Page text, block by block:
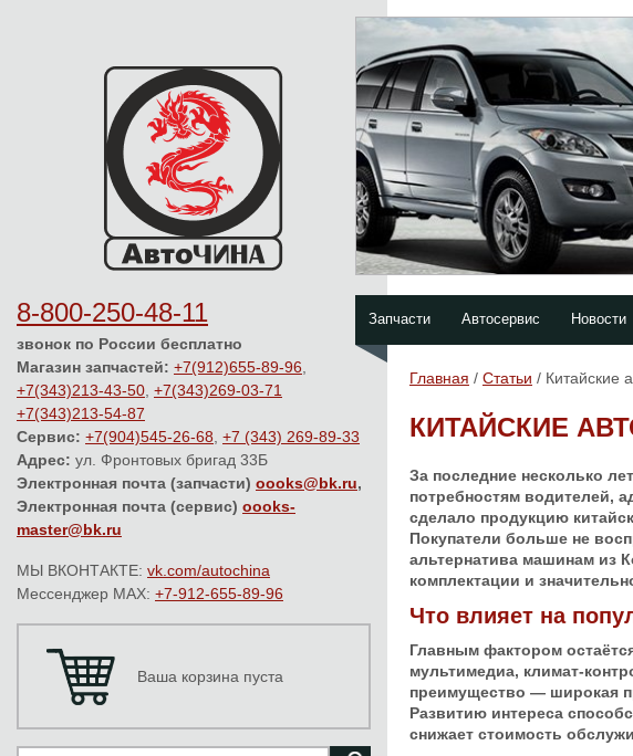
8-800-250-48-11
звонок по России бесплатно
Магазин запчастей: +7(912)655-89-96
+7(343)213-43-50 +7(343)269-03-71
+7(343)213-54-87
Сервис: +7(904)545-26-68 +7 (343) 269-89-33
Адрес: ул. Фронтовых бригад 33Б
Электронная почта (запчасти) oooks@bk.ru,
Электронная почта (сервис) oooks-
master@bk.ru
МЫ ВКОНТАКТЕ: vk.com/autochina
Мессенджер MAX: +7-912-655-89-96
Ваша корзина пуста
Запчасти Автосервис Новости
Главная / Статьи / Китайские
КИТАЙСКИЕ
За последние несколько
потребностям водителей,
сделало продукцию
Покупатели больше не
альтернатива машинам из
комплектации и
Что влияет на
Главным фактором
мультимедиа, климат-
преимущество — широкая
Развитию интереса
снижает стоимость